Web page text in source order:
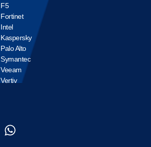
F5
Fortinet
Intel
Kaspersky
Palo Alto
Symantec
Veeam
Vertiv